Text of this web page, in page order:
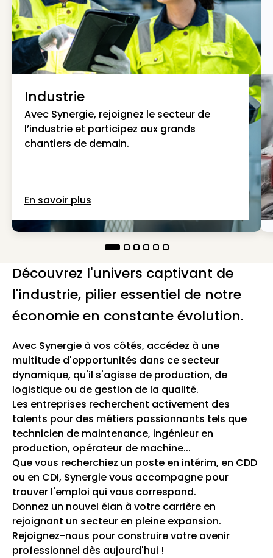
Industrie
Avec Synergie, rejoignez le secteur de
l’industrie et participez aux grands
chantiers de demain.
En savoir plus
Découvrez l'univers captivant de
l'industrie, pilier essentiel de notre
économie en constante évolution.
Avec Synergie à vos côtés, accédez à une
multitude d'opportunités dans ce secteur
dynamique, qu'il s'agisse de production, de
logistique ou de gestion de la qualité.
Les entreprises recherchent activement des
talents pour des métiers passionnants tels que
technicien de maintenance, ingénieur en
production, opérateur de machine...
Que vous recherchiez un poste en intérim, en CDD
ou en CDI, Synergie vous accompagne pour
trouver l'emploi qui vous correspond.
Donnez un nouvel élan à votre carrière en
rejoignant un secteur en pleine expansion.
Rejoignez-nous pour construire votre avenir
professionnel dès aujourd'hui !